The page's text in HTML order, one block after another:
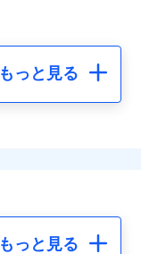
もっと見る
もっと見る